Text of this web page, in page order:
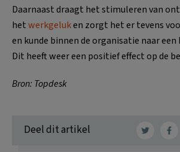
Daarnaast draagt het stimuleren van
hetwerkgeluken zorgt het er tevens
en kunde binnen de organisatie naar
Dit heeft weer een positief effect op de
Bron: Topdesk
Deel dit artikel